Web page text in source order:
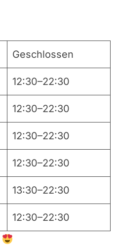
Geschlossen
12:30–22:30
12:30–22:30
12:30–22:30
12:30–22:30
13:30–22:30
12:30–22:30